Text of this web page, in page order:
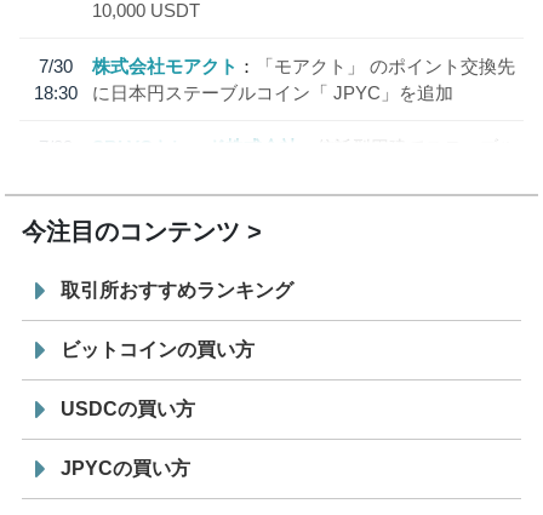
10,000 USDT
7/30
18:30
株式会社モアクト
「モアクト」 のポイント交換先
に日本円ステーブルコイン「 JPYC」を追加
7/29
SBI VCトレード株式会社
信託型円建てステーブル
今注目のコンテンツ
取引所おすすめランキング
ビットコインの買い方
USDCの買い方
JPYCの買い方